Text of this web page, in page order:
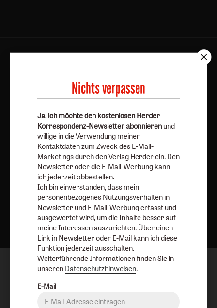
Vertrag widerrufen Abo online kündigen
Nach oben
Nichts verpassen
Ja, ich möchte den kostenlosen Herder
Korrespondenz-Newsletter abonnieren und
willige in die Verwendung meiner
Kontaktdaten zum Zweck des E-Mail-
Marketings durch den Verlag Herder ein. Den
Newsletter oder die E-Mail-Werbung kann
ich jederzeit abbestellen.
Ich bin einverstanden, dass mein
personenbezogenes Nutzungsverhalten in
Newsletter und E-Mail-Werbung erfasst und
ausgewertet wird, um die Inhalte besser auf
meine Interessen auszurichten. Über einen
Link in Newsletter oder E-Mail kann ich diese
Funktion jederzeit ausschalten.
Weiterführende Informationen finden Sie in
unseren Datenschutzhinweisen.
E-Mail